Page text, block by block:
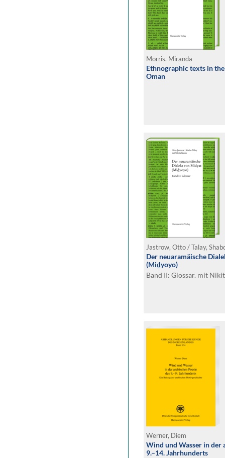
Morris, Miranda
Ethnographic texts in
Oman
Jastrow, Otto / Talay,
Der neuaramäische
(Miḏyoyo)
Band II: Glossar. mit
Werner, Diem
Wind und Wasser in der
9.–14. Jahrhunderts